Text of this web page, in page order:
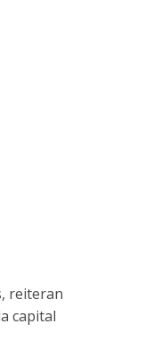
reiteran
capital